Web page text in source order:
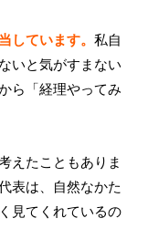
しています。私自
いと気がすまない
ら「経理やってみ
えたこともありま
表は、自然なかた
見てくれているの